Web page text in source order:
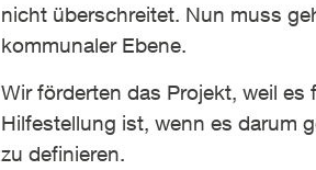
nicht überschreitet. Nun muss
kommunaler Ebene.
Wir förderten das Projekt, weil
Hilfestellung ist, wenn es darum
zu definieren.